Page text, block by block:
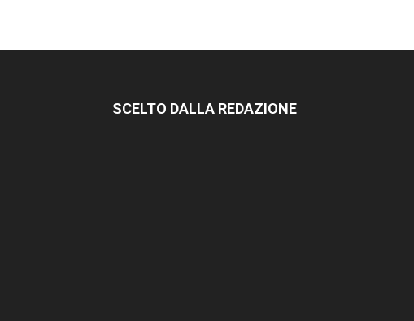
SCELTO DALLA REDAZIONE